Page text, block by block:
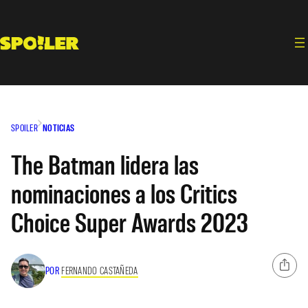
contenido
SPOILER NOTICIAS
The Batman lidera las
nominaciones a los Critics
Choice Super Awards 2023
POR FERNANDO CASTAÑEDA